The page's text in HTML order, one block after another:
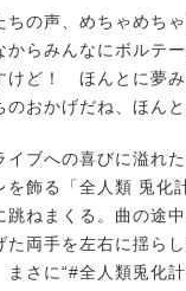
ちの声、めちゃめち
からみんなにボルテ
けど！ ほんとに夢み
のおかげだね、ほんと
ブへの喜びに溢れ
を飾る「全人類 兎化
跳ねまくる。曲の途
た両手を左右に揺ら
まさに“#全人類兎化